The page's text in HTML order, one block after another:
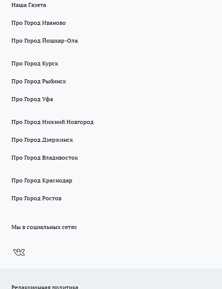
Наша Газета
Про Город Иваново
Про Город Йошкар-Ола
Про Город Курск
Про Город Рыбинск
Про Город Уфа
Про Город Нижний Новгород
Про Город Дзержинск
Про Город Владивосток
Про Город Краснодар
Про Город Ростов
Мы в социальных сетях
Редакционная политика